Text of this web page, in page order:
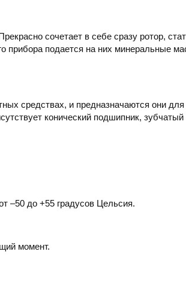
сочетает в себе сразу ротор,
подается на них минеральные
средствах, и предназначаются они
конический подшипник,
–50 до +55 градусов Цельсия.
момент.